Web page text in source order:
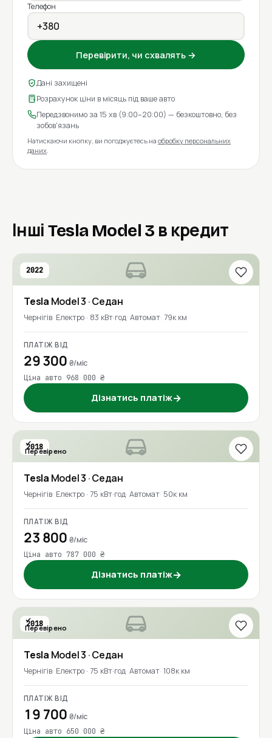
Телефон
Перевірити, чи схвалять →
Дані захищені
Розрахунок ціни в місяць під ваше авто
Передзвонимо за 15 хв (9:00–20:00) — безкоштовно, без
зобов'язань
Натискаючи кнопку, ви погоджуєтесь на обробку персональних
даних.
Інші Tesla Model 3 в кредит
2022
Tesla Model 3 · Седан
Чернігів Електро · 83 кВт·год Автомат 79к км
ПЛАТІЖ ВІД
29 300 ₴/міс
Ціна авто 968 000 ₴
Дізнатись платіж→
2018
Перевірено
Tesla Model 3 · Седан
Чернігів Електро · 75 кВт·год Автомат 50к км
ПЛАТІЖ ВІД
23 800 ₴/міс
Ціна авто 787 000 ₴
Дізнатись платіж→
2018
Перевірено
Tesla Model 3 · Седан
Чернігів Електро · 75 кВт·год Автомат 108к км
ПЛАТІЖ ВІД
19 700 ₴/міс
Ціна авто 650 000 ₴